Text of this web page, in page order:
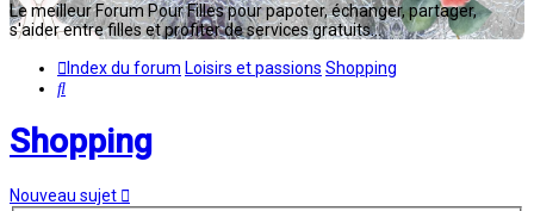
Le meilleur Forum Pour Filles pour papoter, échanger, partager,
s'aider entre filles et profiter de services gratuits...
Index du forum Loisirs et passions Shopping
Rechercher
Shopping
Nouveau sujet